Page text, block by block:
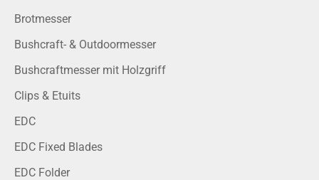
Brotmesser
Bushcraft- & Outdoormesser
Bushcraftmesser mit Holzgriff
Clips & Etuits
EDC
EDC Fixed Blades
EDC Folder